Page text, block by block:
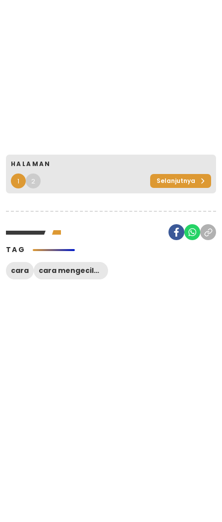
HALAMAN
1 2 Selanjutnya
TAG
cara cara mengecilkan ukuran foto